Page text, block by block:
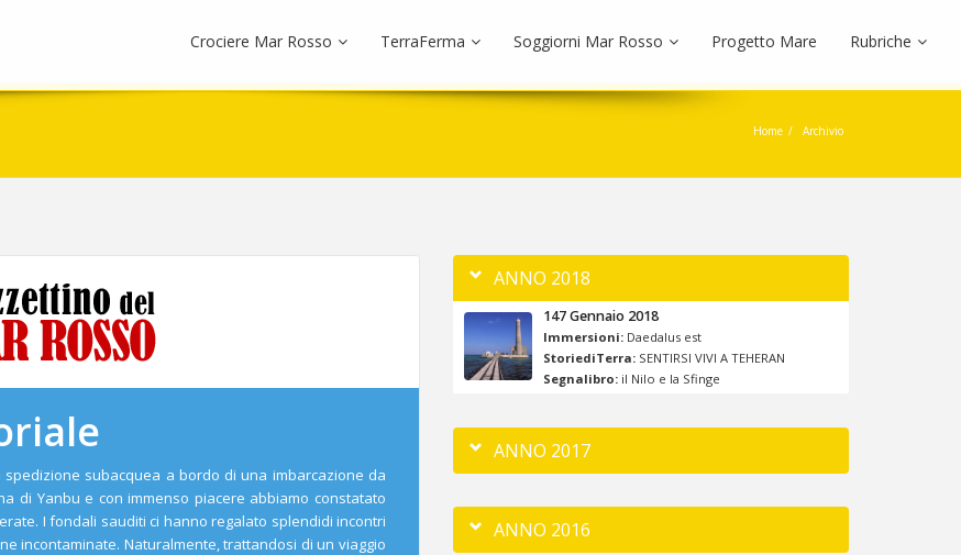
Crociere Mar Rosso TerraFerma Soggiorni Mar Rosso Progetto Mare Rubriche
Home Archivio
subacquea a bordo di una imbarcazione da
di Yanbu e con immenso piacere abbiamo constatato
I fondali sauditi ci hanno regalato splendidi incontri
incontaminate. Naturalmente, trattandosi di un viaggio
ANNO 2018
147 Gennaio 2018
Immersioni: Daedalus est
StoriediTerra: SENTIRSI VIVI A TEHERAN
Segnalibro: il Nilo e la Sfinge
ANNO 2017
ANNO 2016